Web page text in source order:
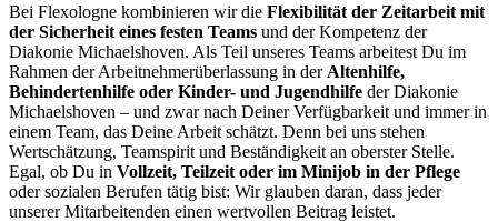
Bei Flexologne kombinieren wir die Flexibilität der Zeitarbeit mit
der Sicherheit eines festen Teams und der Kompetenz der
Diakonie Michaelshoven. Als Teil unseres Teams arbeitest Du im
Rahmen der Arbeitnehmerüberlassung in der Altenhilfe,
Behindertenhilfe oder Kinder- und Jugendhilfe der Diakonie
Michaelshoven – und zwar nach Deiner Verfügbarkeit und immer in
einem Team, das Deine Arbeit schätzt. Denn bei uns stehen
Wertschätzung, Teamspirit und Beständigkeit an oberster Stelle.
Egal, ob Du in Vollzeit, Teilzeit oder im Minijob in der Pflege
oder sozialen Berufen tätig bist: Wir glauben daran, dass jeder
unserer Mitarbeitenden einen wertvollen Beitrag leistet.